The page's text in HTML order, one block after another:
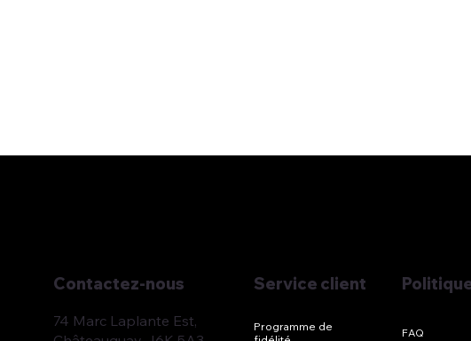
74 Marc Laplante Est,
Contactez-nous Service client
Programme de